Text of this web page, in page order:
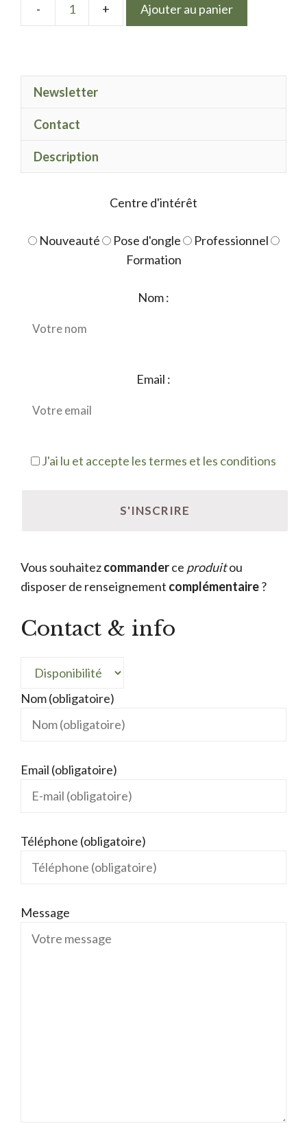
quantité
Spark
Ajouter au panier
Newsletter
Contact
Description
Centre d'intérêt
Nouveauté Pose d'ongle
Professionnel
Formation
Nom :
Email :
J'ai lu et accepte les termes et les conditions
Vous souhaitezcommanderce produitou
disposer de renseignement complémentaire?
Contact & info
Nom (obligatoire)
Email (obligatoire)
Téléphone (obligatoire)
Message